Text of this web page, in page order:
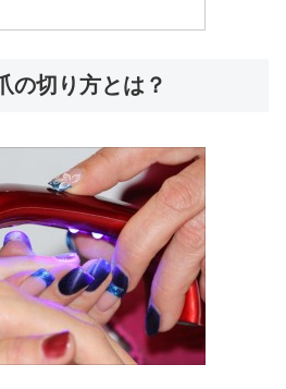
の切り方とは？